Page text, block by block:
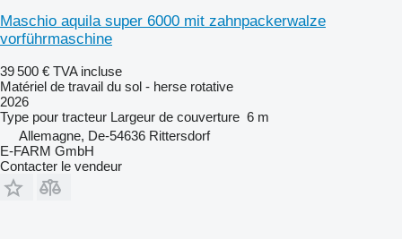
Maschio aquila super 6000 mit zahnpackerwalze
vorführmaschine
39 500 € TVA incluse
Matériel de travail du sol - herse rotative
2026
Type pour tracteur Largeur de couverture 6 m
Allemagne, De-54636 Rittersdorf
E-FARM GmbH
Contacter le vendeur